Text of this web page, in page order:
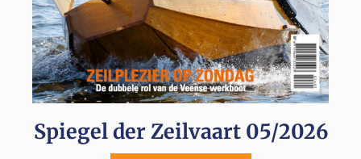
Spiegel der Zeilvaart 05/2026